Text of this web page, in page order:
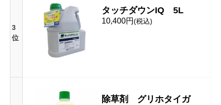
3
位
タッチダウンIQ 5L
10,400円(税込)
除草剤 グリホタイガ